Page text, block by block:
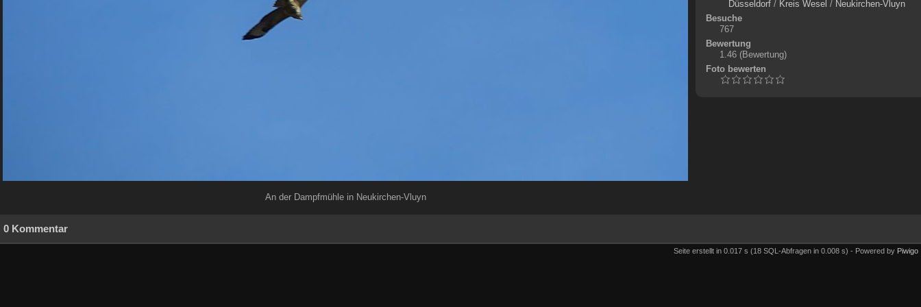
An der Dampfmühle in Neukirchen-Vluyn
Düsseldorf/ Kreis Wesel / Neukirchen-Vluyn
Besuche
767
Bewertung
1.46 (Bewertung)
Foto bewerten
0 Kommentar
Seite erstellt in 0.017 s (18 SQL-Abfragen in 0.008 s) - Powered by Piwigo